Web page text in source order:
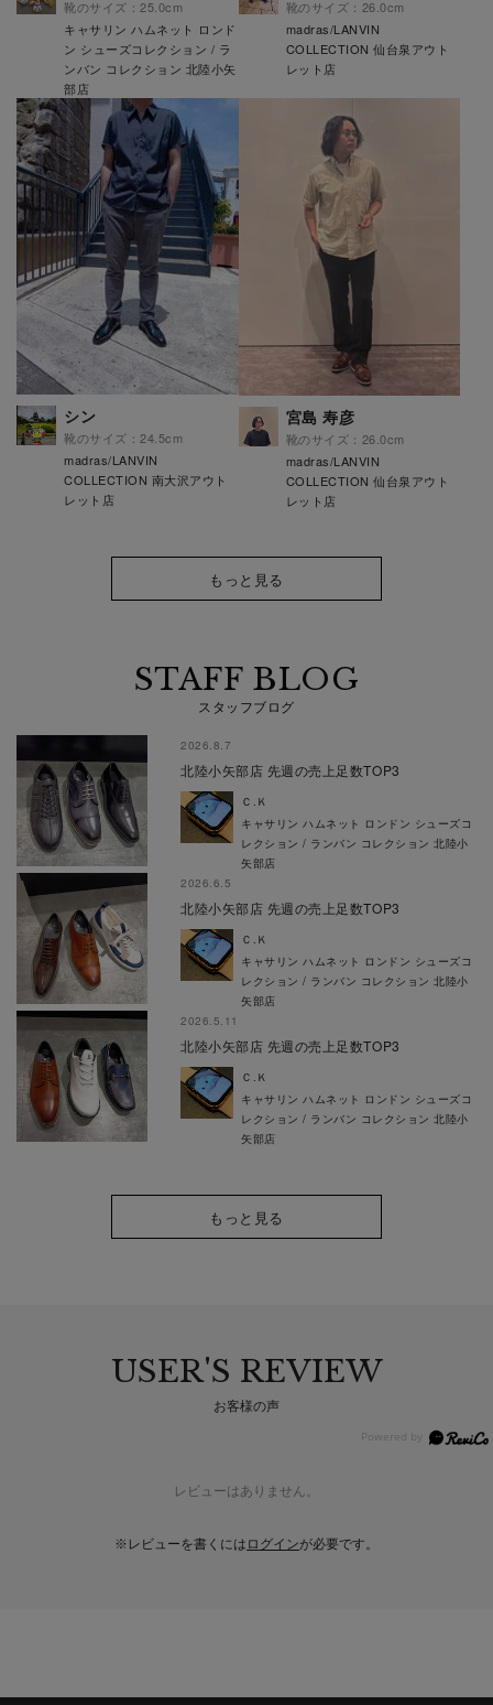
靴のサイズ：25.0cm
キャサリン ハムネット ロンド
ン シューズコレクション / ラ
ンバン コレクション 北陸小矢
部店
靴のサイズ：26.0cm
madras/LANVIN
COLLECTION 仙台泉アウト
レット店
シン
靴のサイズ：24.5cm
madras/LANVIN
COLLECTION 南大沢アウト
レット店
宮島 寿彦
靴のサイズ：26.0cm
madras/LANVIN
COLLECTION 仙台泉アウト
レット店
もっと見る
STAFF BLOG
スタッフブログ
2026.8.7
北陸小矢部店 先週の売上足数TOP3
Ｃ.Ｋ
キャサリン ハムネット ロンドン シューズコ
レクション / ランバン コレクション 北陸小
矢部店
2026.6.5
北陸小矢部店 先週の売上足数TOP3
Ｃ.Ｋ
キャサリン ハムネット ロンドン シューズコ
レクション / ランバン コレクション 北陸小
矢部店
2026.5.11
北陸小矢部店 先週の売上足数TOP3
Ｃ.Ｋ
キャサリン ハムネット ロンドン シューズコ
レクション / ランバン コレクション 北陸小
矢部店
もっと見る
USER'S REVIEW
お客様の声
レビューはありません。
※レビューを書くには ログインが必要です。